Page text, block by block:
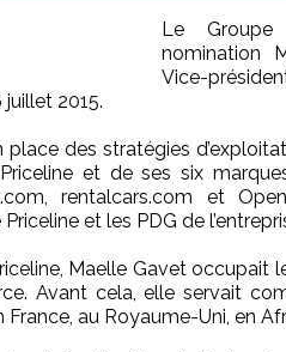
Le
nomination
Vice-
2015.
des stratégies
et de ses six
rentalcars.com et
et les PDG de
Maelle Gavet occupait
Avant cela, elle servait
au Royaume-Uni, en